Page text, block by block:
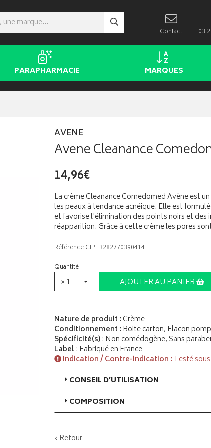
Contact 03
PARAPHARMACIE MARQUES
AVENE
Avene Cleanance
14,96€
La crème Cleanance Comedomed Avène est
les peaux à tendance acnéique. Elle est
et favorise l'élimination des points noirs et
réapparition. Grâce à cette crème les pores
Référence CIP : 3282770390414
Quantité
× 1 AJOUTER AU PANIER
Nature de produit : Crème
Conditionnement : Boite carton, Flacon
Spécificité(s): Non comédogène, Sans
Label: Fabriqué en France
Indication / Contre-indication : Testé
CONSEIL D’UTILISATION
COMPOSITION
‹ Retour